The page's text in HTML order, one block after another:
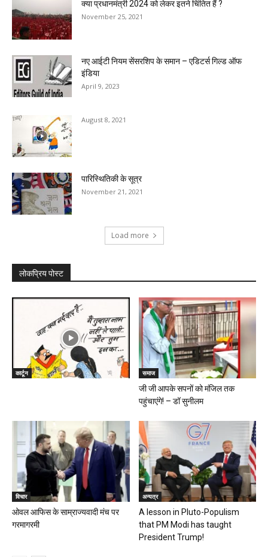
क्या प्रधानमंत्री 2024 को लेकर इतने चिंतित हैं ?
November 25, 2021
नए आईटी नियम सेंसरशिप के समान – एडिटर्स गिल्ड ऑफ
इंडिया
April 9, 2023
August 8, 2021
पारिस्थितिकी के सूत्र
November 21, 2021
Load more
लोकप्रिय पोस्ट
कार्टून समाज
जी जी आपके सपनों को मंजिल तक
पहुंचाएंगे! – डॉ सुनीलम
विचार
ओवल आफिस के साम्राज्यवादी मंच पर
गरमागरमी
अन्यत्र
A lesson in Pluto-Populism
that PM Modi has taught
President Trump!